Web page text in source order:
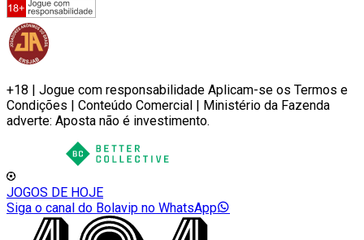
+18 | Jogue com responsabilidade Aplicam-se os Termos e
Condições | Conteúdo Comercial | Ministério da Fazenda
adverte: Aposta não é investimento.
JOGOS DE HOJE
Siga o canal do Bolavip no WhatsApp